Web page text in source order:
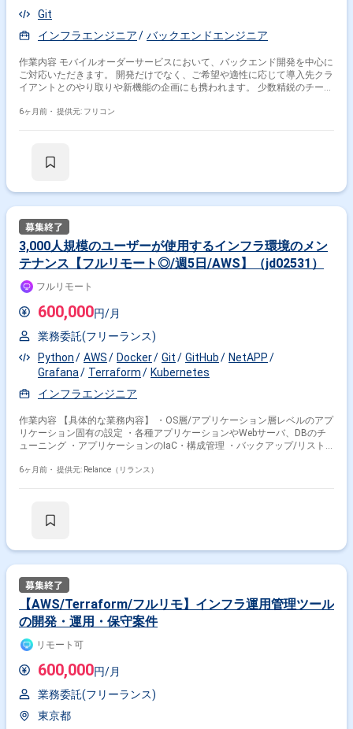
Git
インフラエンジニア
バックエンドエンジニア
作業内容 モバイルオーダーサービスにおいて、バックエンド開発を中心に
ご対応いただきます。 開発だけでなく、ご希望や適性に応じて導入先クラ
イアントとのやり取りや新機能の企画にも携われます。 少数精鋭のチーム
6ヶ月前・ 提供元: フリコン
3,000人規模のユーザーが使用するインフラ環境のメン
テナンス【フルリモート◎/週5日/AWS】（jd02531）
フルリモート
600,000円/月
業務委託(フリーランス)
Python
AWS Docker Git GitHub
NetAPP
Grafana
Terraform
Kubernetes
インフラエンジニア
作業内容 【具体的な業務内容】 ・OS層/アプリケーション層レベルのアプ
リケーション固有の設定 ・各種アプリケーションやWebサーバ、DBのチ
ューニング ・アプリケーションのIaC・構成管理 ・バックアップ/リスト
ップフローと仕組みの作成、運用、保守 ・アップデート管理（OS/ミドル
にインフラ運用管理に使うツールの新規開発・運用・保守・改善を担いま
ンフラ運用・保守の実務を通じて、技術理解を深めることができます ・大
規模プロジェクトのミッションクリティカルな分野で使用されるシステム
に携われます ・AWS, Docker等の運用保守に関わることができます ・弊社
の他チームのエンジニアとの交流を通して、いろいろなエンジニアリング
使用してリモートワークの課題であるコミュニケーションロスを防ぎます
トをベースに仕事を進めます ?コラボレーションツール Slack / Google
方 ・積極的に意見を出し、改善提案できる方 ・コミュニケーションを取
りながら仕事ができる方
6ヶ月前・ 提供元: Relance（リランス）
【AWS/Terraform/フルリモ】インフラ運用管理ツール
の開発・運用・保守案件
リモート可
600,000円/月
業務委託(フリーランス)
東京都